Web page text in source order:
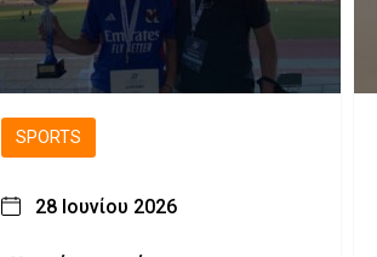
SPORTS
28 Ιουνίου 2026